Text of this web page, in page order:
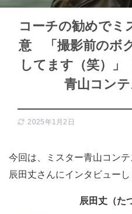
コーチの勧めでミ
意 「撮影前のボ
してます（笑）」
青山コンテ
2025年1月2日
今回は、ミスター青山コン
辰田丈さんにインタビューし
辰田丈（た